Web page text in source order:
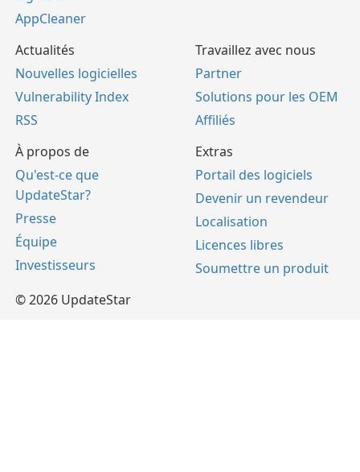
AppCleaner
Actualités
Nouvelles logicielles
Vulnerability Index
RSS
Travaillez avec nous
Partner
Solutions pour les OEM
Affiliés
À propos de
Qu'est-ce que
UpdateStar?
Presse
Équipe
Investisseurs
Extras
Portail des logiciels
Devenir un revendeur
Localisation
Licences libres
Soumettre un produit
© 2026 UpdateStar